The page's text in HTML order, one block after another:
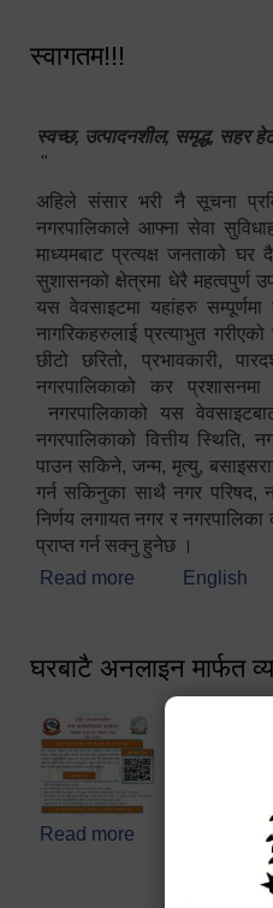
स्वागतम!!!
स्वच्छ, उत्पादनशील, समृद्ध, सहर
"
अहिले संसार भरी नै सूचना
नगरपालिकाले आफ्ना सेवा
माध्यमबाट प्रत्यक्ष जनताको
सुशासनको क्षेत्रमा धेरै महत्वपुर्ण
यस वेवसाइटमा यहांहरु सम्पूर्णमा
नागरिकहरुलाई प्रत्याभुत
छीटो छरितो, प्रभावकारी,
नगरपालिकाको कर
नगरपालिकाको यस
नगरपालिकाको वित्तीय स्थिति,
पाउन सकिने, जन्म, मृत्यु,
गर्न सकिनुका साथै नगर परिषद,
निर्णय लगायत नगर र
प्राप्त गर्न सक्नु हुनेछ ।
Read more about स्वागतम!!!
English
घरबाटै अनलाइन मार्फत
Read more about घरबाटै